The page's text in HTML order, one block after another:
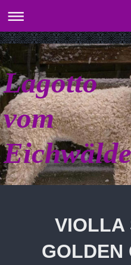
Lagotto
vom
VIOLLA
GOLDEN